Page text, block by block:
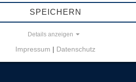
SPEICHERN
Details anzeigen
Impressum | Datenschutz